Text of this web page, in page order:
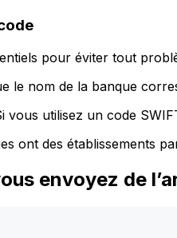
pour éviter tout
le nom de la banque
vous utilisez un code
ont des établissements
envoyez de